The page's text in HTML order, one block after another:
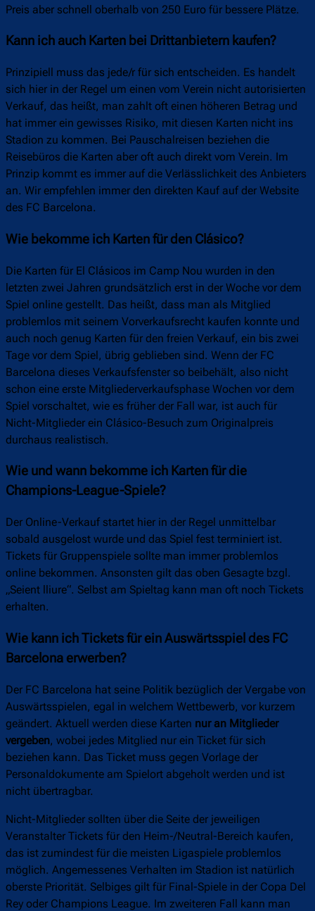
Preis aber schnell oberhalb von 250 Euro für bessere Plätze.
Kann ich auch Karten bei Drittanbietern kaufen?
Prinzipiell muss das jede/r für sich entscheiden. Es handelt
sich hier in der Regel um einen vom Verein nicht autorisierten
Verkauf, das heißt, man zahlt oft einen höheren Betrag und
hat immer ein gewisses Risiko, mit diesen Karten nicht ins
Stadion zu kommen. Bei Pauschalreisen beziehen die
Reisebüros die Karten aber oft auch direkt vom Verein. Im
Prinzip kommt es immer auf die Verlässlichkeit des Anbieters
an. Wir empfehlen immer den direkten Kauf auf der Website
des FC Barcelona.
Wie bekomme ich Karten für den Clásico?
Die Karten für El Clásicos im Camp Nou wurden in den
letzten zwei Jahren grundsätzlich erst in der Woche vor dem
Spiel online gestellt. Das heißt, dass man als Mitglied
problemlos mit seinem Vorverkaufsrecht kaufen konnte und
auch noch genug Karten für den freien Verkauf, ein bis zwei
Tage vor dem Spiel, übrig geblieben sind. Wenn der FC
Barcelona dieses Verkaufsfenster so beibehält, also nicht
schon eine erste Mitgliederverkaufsphase Wochen vor dem
Spiel vorschaltet, wie es früher der Fall war, ist auch für
Nicht-Mitglieder ein Clásico-Besuch zum Originalpreis
durchaus realistisch.
Wie und wann bekomme ich Karten für die
Champions-League-Spiele?
Der Online-Verkauf startet hier in der Regel unmittelbar
sobald ausgelost wurde und das Spiel fest terminiert ist.
Tickets für Gruppenspiele sollte man immer problemlos
online bekommen. Ansonsten gilt das oben Gesagte bzgl.
„Seient lliure“. Selbst am Spieltag kann man oft noch Tickets
erhalten.
Wie kann ich Tickets für ein Auswärtsspiel des FC
Barcelona erwerben?
Der FC Barcelona hat seine Politik bezüglich der Vergabe von
Auswärtsspielen, egal in welchem Wettbewerb, vor kurzem
geändert. Aktuell werden diese Karten nur an Mitglieder
vergeben, wobei jedes Mitglied nur ein Ticket für sich
beziehen kann. Das Ticket muss gegen Vorlage der
Personaldokumente am Spielort abgeholt werden und ist
nicht übertragbar.
Nicht-Mitglieder sollten über die Seite der jeweiligen
Veranstalter Tickets für den Heim-/Neutral-Bereich kaufen,
das ist zumindest für die meisten Ligaspiele problemlos
möglich. Angemessenes Verhalten im Stadion ist natürlich
oberste Priorität. Selbiges gilt für Final-Spiele in der Copa Del
Rey oder Champions League. Im zweiteren Fall kann man